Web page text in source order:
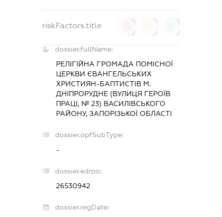
riskFactors.title
dossier.fullName:
РЕЛІГІЙНА ГРОМАДА ПОМІСНОЇ
ЦЕРКВИ ЄВАНГЕЛЬСЬКИХ
ХРИСТИЯН-БАПТИСТІВ М.
ДНІПРОРУДНЕ (ВУЛИЦЯ ГЕРОЇВ
ПРАЦІ, № 23) ВАСИЛІВСЬКОГО
РАЙОНУ, ЗАПОРІЗЬКОЇ ОБЛАСТІ
dossier.opfSubType:
-
dossier.edrpo:
26530942
dossier.regDate: